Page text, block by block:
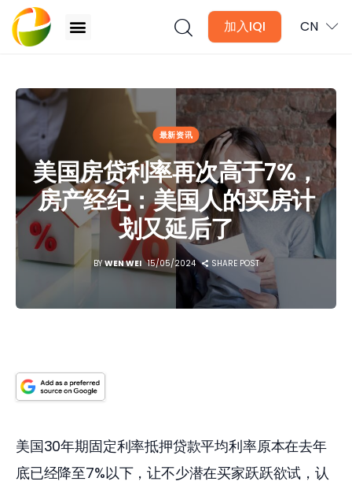
加入IQI CN
月讯
数位媒体
房产入门
全球市场洞察
最新资讯
美国房贷利率再次高于7%，
房产经纪：美国人的买房计
划又延后了
BY WEN WEI 15/05/2024 SHARE POST
美国30年期固定利率抵押贷款平均利率原本在去年
底已经降至7%以下，让不少潜在买家跃跃欲试，认